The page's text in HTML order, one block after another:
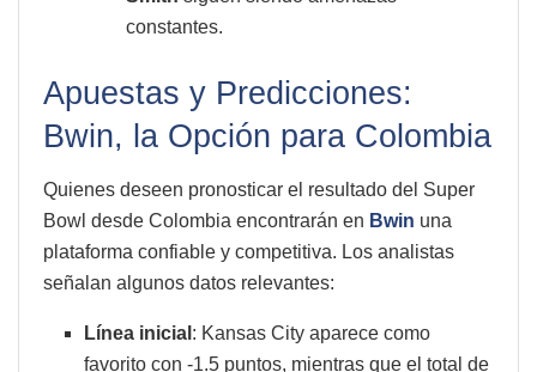
constantes.
Apuestas y Predicciones:
Bwin, la Opción para Colombia
Quienes deseen pronosticar el resultado del Super
Bowl desde Colombia encontrarán en Bwin una
plataforma confiable y competitiva. Los analistas
señalan algunos datos relevantes:
Línea inicial : Kansas City aparece como
favorito con -1.5 puntos, mientras que el total de